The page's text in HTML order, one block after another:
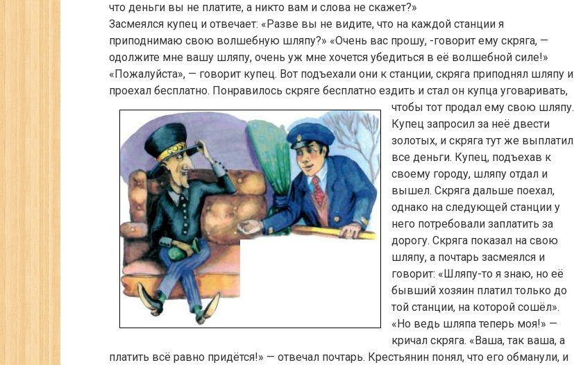
что деньги вы не платите, а никто вам и слова не скажет?»
Засмеялся купец и отвечает: «Разве вы не видите, что на каждой станции я
приподнимаю свою волшебную шляпу?» «Очень вас прошу, -говорит ему скряга, —
одолжите мне вашу шляпу, очень уж мне хочется убедиться в её волшебной силе!»
«Пожалуйста», — говорит купец. Вот подъехали они к станции, скряга приподнял шляпу и
проехал бесплатно. Понравилось скряге бесплатно ездить и стал он купца уговаривать,
чтобы тот продал ему свою шляпу.
Купец запросил за неё двести
золотых, и скряга тут же выплатил
все деньги. Купец, подъехав к
своему городу, шляпу отдал и
вышел. Скряга дальше поехал,
однако на следующей стан­ции у
него потребовали заплатить за
дорогу. Скряга показал на свою
шляпу, а почтарь засмеялся и
говорит: «Шляпу-то я знаю, но её
бывший хозяин платил только до
той станции, на которой сошёл».
«Но ведь шля­па теперь моя!» —
кричал скряга. «Ваша, так ваша, а
платить всё равно придётся!» — отвечал почтарь. Крестьянин понял, что его обманули, и